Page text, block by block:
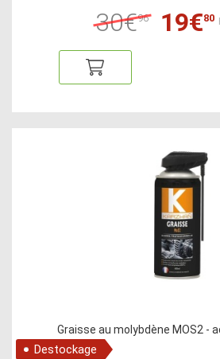
30€96 19€80
Graisse au molybdène MOS2 -
Destockage